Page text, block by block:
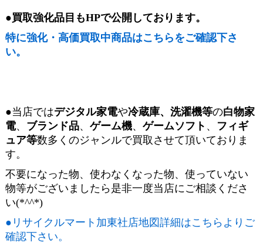
●買取強化品目もHPで公開しております。
特に強化・高価買取中商品はこちらをご確認下さ
い。
●当店ではデジタル家電や冷蔵庫、洗濯機等の白物家
電、 ブランド品、 ゲーム機、 ゲームソフト 、
フィギ
ュア等数多くのジャンルで買取させて頂いておりま
す。
不要になった物、使わなくなった物、使っていない
物等がございましたら是非一度当店にご相談くださ
い(*^^*)
●リサイクルマート加東社店地図詳細はこちらよりご
確認下さい。